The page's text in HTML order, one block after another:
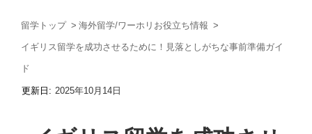
留学トップ 海外留学/ワーホリお役立ち情報
イギリス留学を成功させるために！見落としがちな事前準備ガイ
ド
2025年10月14日